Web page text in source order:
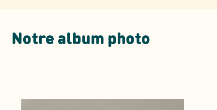
Notre album photo